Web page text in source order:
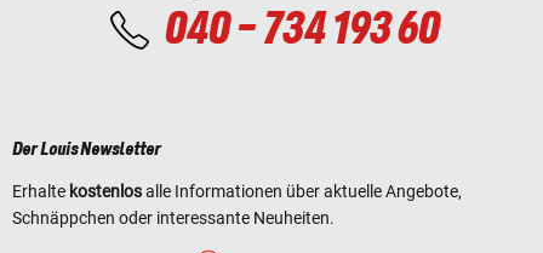
040 - 734 193 60
Der Louis Newsletter
Erhalte kostenlosalle Informationen über aktuelle Angebote,
Schnäppchen oder interessante Neuheiten.